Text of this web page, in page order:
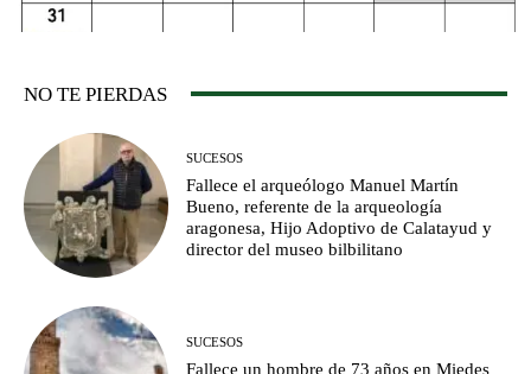
NO TE PIERDAS
SUCESOS
Fallece el arqueólogo Manuel Martín
Bueno, referente de la arqueología
aragonesa, Hijo Adoptivo de Calatayud y
director del museo bilbilitano
SUCESOS
Fallece un hombre de 73 años en Miedes